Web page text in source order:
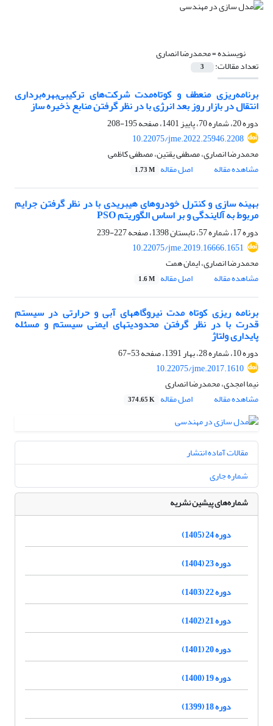
نویسنده =محمدرضا انصاری
تعداد مقالات: 3
برنامه‌ریزی منعطف و کوتاه‌مدت شرکت‌های ترکیبی‌بهره‌برداری
انتقال در بازار روز بعد انرژی با در نظر گرفتن منابع ذخیره ساز
دوره 20، شماره 70، پاییز 1401، صفحه
195-208
10.22075/jme.2022.25946.2208
محمدرضا انصاری، مصطفی یقتین، مصطفی کاظمی
مشاهده مقاله
اصل مقاله 1.73 M
بهینه سازی و کنترل خودروهای هیبریدی با در نظر گرفتن جرایم
مربوط به آلایندگی و بر اساس الگوریتم PSO
دوره 17، شماره 57، تابستان 1398، صفحه
227-239
10.22075/jme.2019.16666.1651
محمدرضا انصاری، ایمان همت
مشاهده مقاله
اصل مقاله 1.6 M
برنامه ریزی کوتاه مدت نیروگاه‏های آبی و حرارتی در سیستم
قدرت با در نظر گرفتن محدودیت‏های ایمنی سیستم و مسئله
پایداری ولتاژ
دوره 10، شماره 28، بهار 1391، صفحه
53-67
10.22075/jme.2017.1610
نیما امجدی، محمدرضا انصاری
مشاهده مقاله
اصل مقاله 374.65 K
مقالات آماده انتشار
شماره جاری
شماره‌های پیشین نشریه
دوره 24 (1405)
دوره 23 (1404)
دوره 22 (1403)
دوره 21 (1402)
دوره 20 (1401)
دوره 19 (1400)
دوره 18 (1399)